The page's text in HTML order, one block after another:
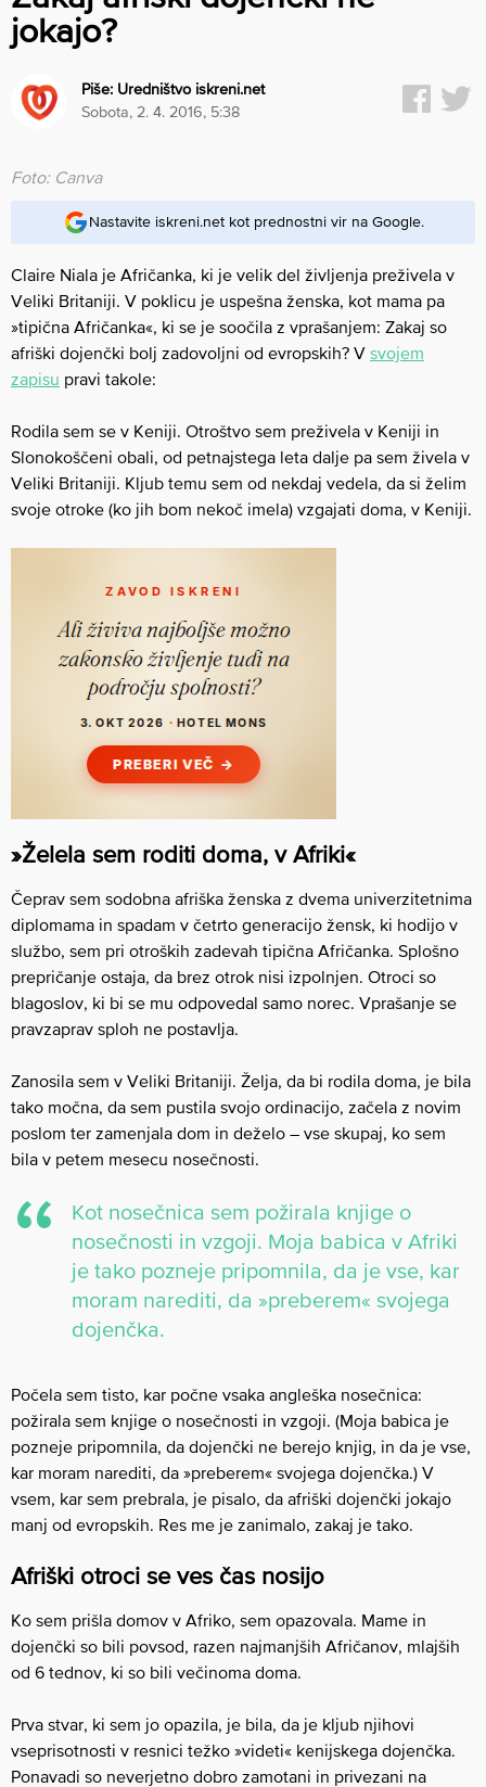
jokajo?
Piše: Uredništvo iskreni.net
sobota, 2. 4. 2016, 5:38
Foto: Canva
Nastavite iskreni.net kot prednostni vir na Google.
Claire Niala je Afričanka, ki je velik del življenja preživela v
Veliki Britaniji. V poklicu je uspešna ženska, kot mama pa
»tipična Afričanka«, ki se je soočila z vprašanjem: Zakaj so
afriški dojenčki bolj zadovoljni od evropskih? V svojem
zapisu pravi takole:
Rodila sem se v Keniji. Otroštvo sem preživela v Keniji in
Slonokoščeni obali, od petnajstega leta dalje pa sem živela v
Veliki Britaniji. Kljub temu sem od nekdaj vedela, da si želim
svoje otroke (ko jih bom nekoč imela) vzgajati doma, v Keniji.
»Želela sem roditi doma, v Afriki«
Čeprav sem sodobna afriška ženska z dvema univerzitetnima
diplomama in spadam v četrto generacijo žensk, ki hodijo v
službo, sem pri otroških zadevah tipična Afričanka. Splošno
prepričanje ostaja, da brez otrok nisi izpolnjen. Otroci so
blagoslov, ki bi se mu odpovedal samo norec. Vprašanje se
pravzaprav sploh ne postavlja.
Zanosila sem v Veliki Britaniji. Želja, da bi rodila doma, je bila
tako močna, da sem pustila svojo ordinacijo, začela z novim
poslom ter zamenjala dom in deželo – vse skupaj, ko sem
bila v petem mesecu nosečnosti.
Kot nosečnica sem požirala knjige o
nosečnosti in vzgoji. Moja babica v Afriki
je tako pozneje pripomnila, da je vse, kar
moram narediti, da »preberem« svojega
dojenčka.
Počela sem tisto, kar počne vsaka angleška nosečnica:
požirala sem knjige o nosečnosti in vzgoji. (Moja babica je
pozneje pripomnila, da dojenčki ne berejo knjig, in da je vse,
kar moram narediti, da »preberem« svojega dojenčka.) V
vsem, kar sem prebrala, je pisalo, da afriški dojenčki jokajo
manj od evropskih. Res me je zanimalo, zakaj je tako.
Afriški otroci se ves čas nosijo
Ko sem prišla domov v Afriko, sem opazovala. Mame in
dojenčki so bili povsod, razen najmanjših Afričanov, mlajših
od 6 tednov, ki so bili večinoma doma.
Prva stvar, ki sem jo opazila, je bila, da je kljub njihovi
vseprisotnosti v resnici težko »videti« kenijskega dojenčka.
Ponavadi so neverjetno dobro zamotani in privezani na